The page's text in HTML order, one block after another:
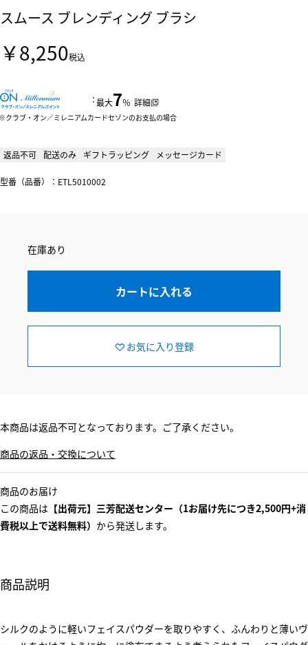
スムース ブレンディング ブラシ
￥8,250税込
：最大7％ 詳細
クラブ・オン／ミレニアムカードセゾンのお支払の場合
返品不可 配送のみ ギフトラッピング メッセージカード
型番（品番）：ETL5010002
在庫あり
カートに入れる
お気に入り登録
本商品は返品不可となっております。ご了承ください。
商品の返品・交換について
商品のお届け
この商品は 【出荷元】三芳配送センター（1お届け先につき2,500円+消
費税以上で送料無料） から発送します。
商品説明
シルクのように軽いフェイスパウダーを取りやすく、ふんわりと薄いヴ